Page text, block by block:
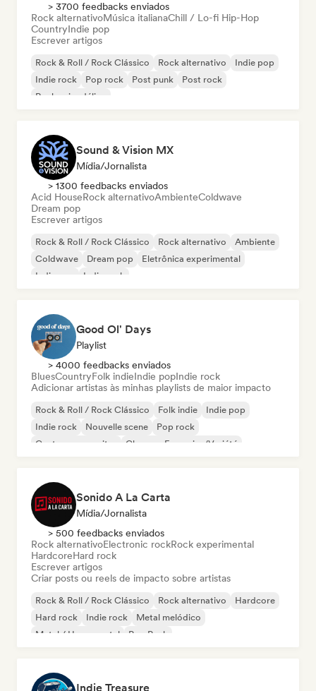
> 3700 feedbacks enviados
Rock alternativoMúsica italianaChill / Lo-fi Hip-Hop
CountryIndie pop
Escrever artigos
Rock & Roll / Rock Clássico Rock alternativo
Indie pop
Indie rock
Pop rock Post punk
Post rock
Rock psicodélico
Sound & Vision MX
Mídia/Jornalista
> 1300 feedbacks enviados
Acid HouseRock alternativoAmbienteColdwave
Dream pop
Escrever artigos
Rock & Roll / Rock Clássico Rock alternativo
Ambiente
Coldwave
Dream pop
Eletrônica experimental
Indie pop
Indie rock
Good Ol' Days
Playlist
> 4000 feedbacks enviados
BluesCountryFolk indieIndie popIndie rock
Adicionar artistas às minhas playlists de maior impacto
Rock & Roll / Rock Clássico Folk indie
Indie pop
Indie rock
Nouvelle scene
Pop rock
Cantor-compositor
Chanson Française/Variété
Sonido A La Carta
Mídia/Jornalista
> 500 feedbacks enviados
Rock alternativoElectronic rockRock experimental
HardcoreHard rock
Escrever artigos
Criar posts ou reels de impacto sobre artistas
Rock & Roll / Rock Clássico Rock alternativo
Hardcore
Hard rock
Indie rock
Metal melódico
Metal / Heavy metal
Pop Punk
Indie Treasure